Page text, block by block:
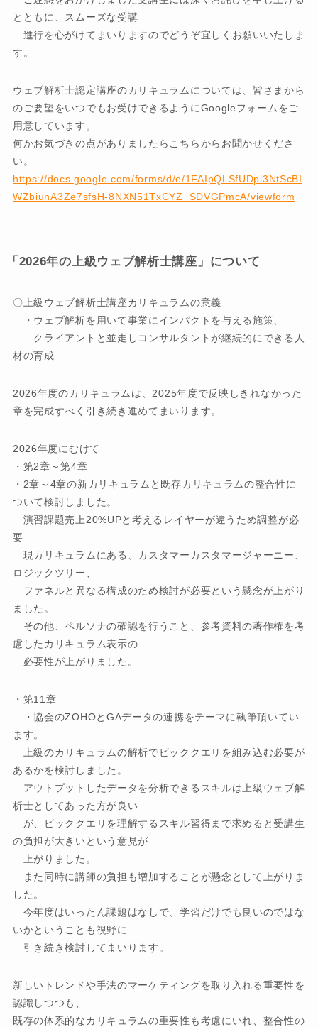
とともに、スムーズな受講
進行を心がけてまいりますのでどうぞ宜しくお願いいたしま
す。
ウェブ解析士認定講座のカリキュラムについては、皆さまから
のご要望をいつでもお受けできるようにGoogleフォームをご
用意しています。
何かお気づきの点がありましたらこちらからお聞かせくださ
い。
https://docs.google.com/forms/d/e/1FAIpQLSfUDpi3NtScBI
WZbiunA3Ze7sfsH-8NXN51TxCYZ_SDVGPmcA/viewform
「2026年の上級ウェブ解析士講座」について
〇上級ウェブ解析士講座カリキュラムの意義
・ウェブ解析を用いて事業にインパクトを与える施策、
クライアントと並走しコンサルタントが継続的にできる人
材の育成
2026年度のカリキュラムは、2025年度で反映しきれなかった
章を完成すべく引き続き進めてまいります。
2026年度にむけて
・第2章～第4章
・2章～4章の新カリキュラムと既存カリキュラムの整合性に
ついて検討しました。
演習課題売上20%UPと考えるレイヤーが違うため調整が必
要
現カリキュラムにある、カスタマーカスタマージャーニー、
ロジックツリー、
ファネルと異なる構成のため検討が必要という懸念が上がり
ました。
その他、ペルソナの確認を行うこと、参考資料の著作権を考
慮したカリキュラム表示の
必要性が上がりました。
・第11章
・協会のZOHOとGAデータの連携をテーマに執筆頂いてい
ます。
上級のカリキュラムの解析でビッククエリを組み込む必要が
あるかを検討しました。
アウトプットしたデータを分析できるスキルは上級ウェブ解
析士としてあった方が良い
が、ビッククエリを理解するスキル習得まで求めると受講生
の負担が大きいという意見が
上がりました。
また同時に講師の負担も増加することが懸念として上がりま
した。
今年度はいったん課題はなしで、学習だけでも良いのではな
いかということも視野に
引き続き検討してまいります。
新しいトレンドや手法のマーケティングを取り入れる重要性を
認識しつつも、
既存の体系的なカリキュラムの重要性も考慮にいれ、整合性の